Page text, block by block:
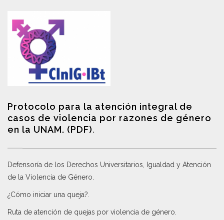
Protocolo para la atención integral de
casos de violencia por razones de género
en la UNAM. (PDF).
Defensoría de los Derechos Universitarios, Igualdad y Atención
de la Violencia de Género
¿Cómo iniciar una queja?
Ruta de atención de quejas por violencia de género